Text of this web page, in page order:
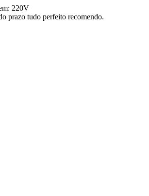
220V
prazo tudo perfeito recomendo.